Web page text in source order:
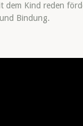
dem Kind reden
Bindung.